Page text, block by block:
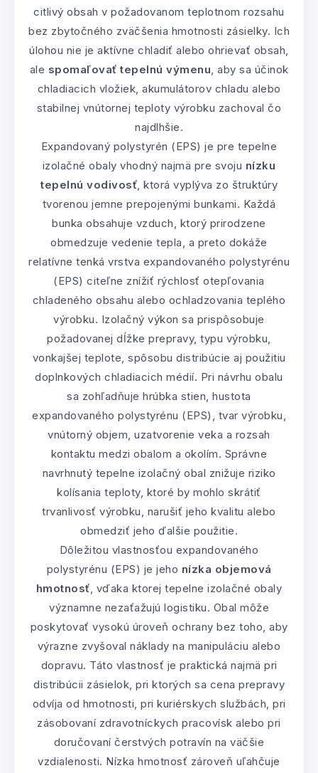
citlivý obsah v požadovanom teplotnom rozsahu
bez zbytočného zväčšenia hmotnosti zásielky. Ich
úlohou nie je aktívne chladiť alebo ohrievať obsah,
ale spomaľovať tepelnú výmenu, aby sa účinok
chladiacich vložiek, akumulátorov chladu alebo
stabilnej vnútornej teploty výrobku zachoval čo
najdlhšie.
Expandovaný polystyrén (EPS) je pre tepelne
izolačné obaly vhodný najmä pre svoju nízku
tepelnú vodivosť, ktorá vyplýva zo štruktúry
tvorenou jemne prepojenými bunkami. Každá
bunka obsahuje vzduch, ktorý prirodzene
obmedzuje vedenie tepla, a preto dokáže
relatívne tenká vrstva expandovaného polystyrénu
(EPS) citeľne znížiť rýchlosť otepľovania
chladeného obsahu alebo ochladzovania teplého
výrobku. Izolačný výkon sa prispôsobuje
požadovanej dĺžke prepravy, typu výrobku,
vonkajšej teplote, spôsobu distribúcie aj použitiu
doplnkových chladiacich médií. Pri návrhu obalu
sa zohľadňuje hrúbka stien, hustota
expandovaného polystyrénu (EPS), tvar výrobku,
vnútorný objem, uzatvorenie veka a rozsah
kontaktu medzi obalom a okolím. Správne
navrhnutý tepelne izolačný obal znižuje riziko
kolísania teploty, ktoré by mohlo skrátiť
trvanlivosť výrobku, narušiť jeho kvalitu alebo
obmedziť jeho ďalšie použitie.
Dôležitou vlastnosťou expandovaného
polystyrénu (EPS) je jeho nízka objemová
hmotnosť, vďaka ktorej tepelne izolačné obaly
významne nezaťažujú logistiku. Obal môže
poskytovať vysokú úroveň ochrany bez toho, aby
výrazne zvyšoval náklady na manipuláciu alebo
dopravu. Táto vlastnosť je praktická najmä pri
distribúcii zásielok, pri ktorých sa cena prepravy
odvíja od hmotnosti, pri kuriérskych službách, pri
zásobovaní zdravotníckych pracovísk alebo pri
doručovaní čerstvých potravín na väčšie
vzdialenosti. Nízka hmotnosť zároveň uľahčuje